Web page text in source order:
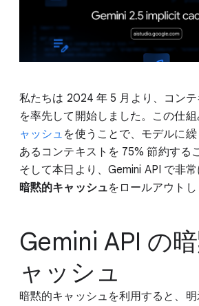
私たちは 2024 年 5 月より、コン
を率先して開始しました。この仕組
ャッシュ を使うことで、モデルに
あるコンテキストを 75% 節約する
そして本日より、Gemini API で非
暗黙的キャッシュをロールアウトし
Gemini API の
ャッシュ
暗黙的キャッシュを利用すると、